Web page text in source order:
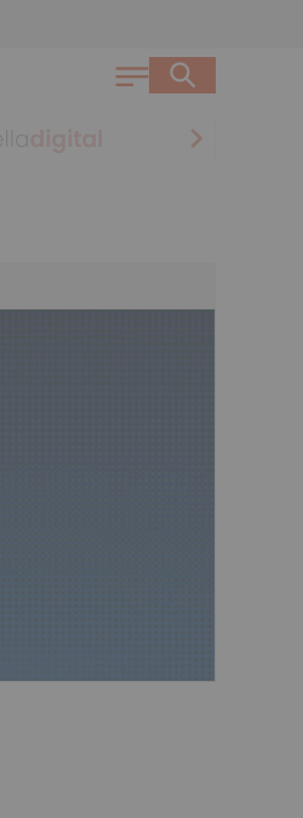
chevron_right